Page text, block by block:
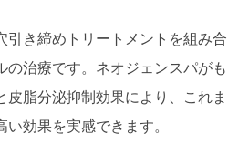
引き締めトリートメントを組み合
の治療です。ネオジェンスパがも
皮脂分泌抑制効果により、これま
効果を実感できます。